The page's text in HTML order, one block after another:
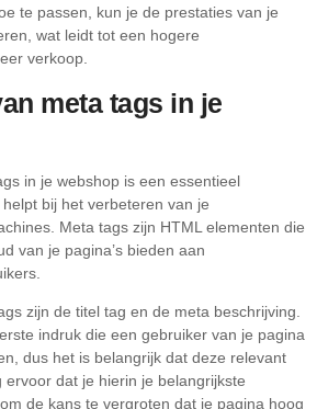
te passen, kun je de prestaties van je
wat leidt tot een hogere
verkoop.
meta tags in je
in je webshop is een essentieel
bij het verbeteren van je
Meta tags zijn HTML elementen die
van je pagina’s bieden aan
zijn de titel tag en de meta beschrijving.
indruk die een gebruiker van je pagina
dus het is belangrijk dat deze relevant
dat je hierin je belangrijkste
de kans te vergroten dat je pagina hoog